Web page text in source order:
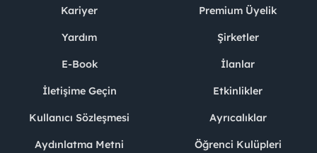
Kariyer
Yardım
E-Book
İletişime Geçin
Kullanıcı Sözleşmesi
Aydınlatma Metni
Premium Üyelik
Şirketler
İlanlar
Etkinlikler
Ayrıcalıklar
Öğrenci Kulüpleri